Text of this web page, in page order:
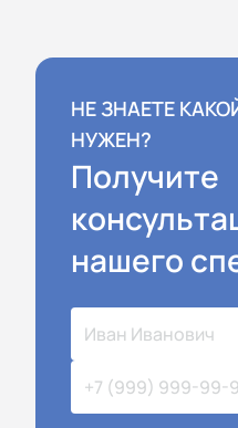
НЕ ЗНАЕТЕ
НУЖЕН?
Получите
нашего